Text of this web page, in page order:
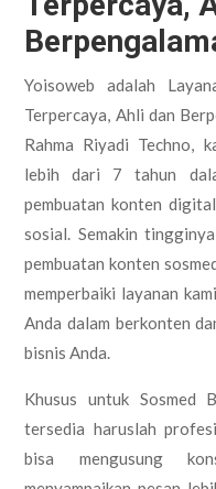
Yoisoweb adalah
Terpercaya, Ahli dan
Rahma Riyadi Techno,
lebih dari 7 tahun
pembuatan konten
sosial. Semakin
pembuatan konten
memperbaiki layanan
Anda dalam berkonten
bisnis Anda.
Khusus untuk Sosmed
tersedia haruslah
bisa mengusung